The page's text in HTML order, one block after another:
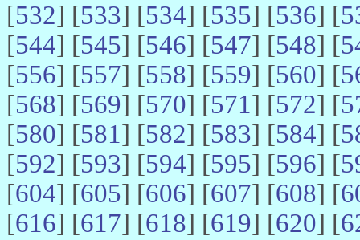
[532] [533] [534] [535] [536] [
[544] [545] [546] [547] [548] [
[556] [557] [558] [559] [560] [
[568] [569] [570] [571] [572] [
[580] [581] [582] [583] [584] [
[592] [593] [594] [595] [596] [
[604] [605] [606] [607] [608] [
[616] [617] [618] [619] [620] [